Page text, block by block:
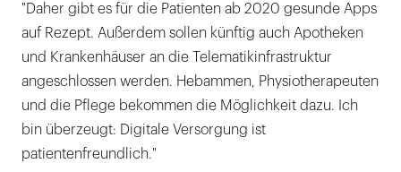
"Daher gibt es für die Patienten ab 2020 gesunde Apps
auf Rezept. Außerdem sollen künftig auch Apotheken
und Krankenhäuser an die Telematikinfrastruktur
angeschlossen werden. Hebammen, Physiotherapeuten
und die Pflege bekommen die Möglichkeit dazu. Ich
bin überzeugt: Digitale Versorgung ist
patientenfreundlich."